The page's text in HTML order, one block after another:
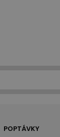
POPTÁVKY